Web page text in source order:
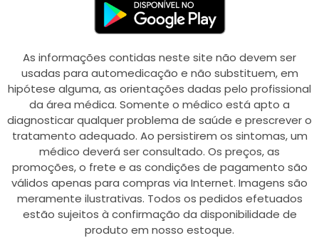
As informações contidas neste site não devem ser
usadas para automedicação e não substituem, em
hipótese alguma, as orientações dadas pelo profissional
da área médica. Somente o médico está apto a
diagnosticar qualquer problema de saúde e prescrever o
tratamento adequado. Ao persistirem os sintomas, um
médico deverá ser consultado. Os preços, as
promoções, o frete e as condições de pagamento são
válidos apenas para compras via Internet. Imagens são
meramente ilustrativas. Todos os pedidos efetuados
estão sujeitos à confirmação da disponibilidade de
produto em nosso estoque.